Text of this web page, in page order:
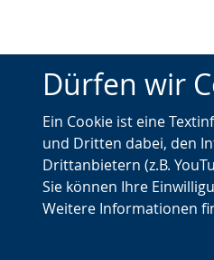
Dürfen wir
Ein Cookie ist eine
und Dritten dabei, den
Drittanbietern (z.B.
Sie können Ihre
Weitere Informationen